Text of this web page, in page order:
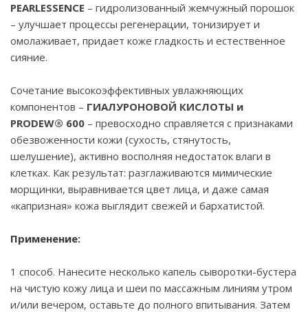
PEARLESSENCE – гидролизованный жемчужный порошок
– улучшает процессы регенерации, тонизирует и
омолаживает, придает коже гладкость и естественное
сияние.
Сочетание высокоэффективных увлажняющих
компонентов – ГИАЛУРОНОВОЙ КИСЛОТЫ и
PRODEW® 600 – превосходно справляется с признаками
обезвоженности кожи (сухость, стянутость,
шелушение), активно восполняя недостаток влаги в
клетках. Как результат: разглаживаются мимические
морщинки, выравнивается цвет лица, и даже самая
«капризная» кожа выглядит свежей и бархатистой.
Применение:
1 способ. Нанесите несколько капель сыворотки-бустера
на чистую кожу лица и шеи по массажным линиям утром
и/или вечером, оставьте до полного впитывания. Затем